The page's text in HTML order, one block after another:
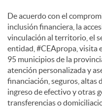
De acuerdo con el
inclusión financiera, la
vinculación al territorio, el
entidad, #CEApropa, visita
95 municipios de la
atención personalizada y
financiación, seguros, altas
ingreso de efectivo y otras
transferencias o